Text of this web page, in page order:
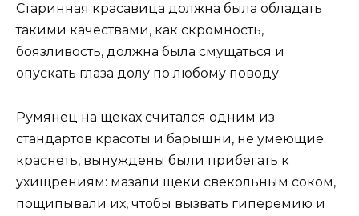
Старинная красавица должна была обладать
такими качествами, как скромность,
боязливость, должна была смущаться и
опускать глаза долу по любому поводу.
Румянец на щеках считался одним из
стандартов красоты и барышни, не умеющие
краснеть, вынуждены были прибегать к
ухищрениям: мазали щеки свекольным соком,
пощипывали их, чтобы вызвать гиперемию и